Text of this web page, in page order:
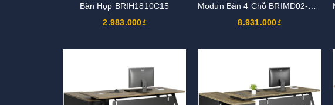
Bàn Họp BRIH1810C15
2.983.000₫
8.931.000₫